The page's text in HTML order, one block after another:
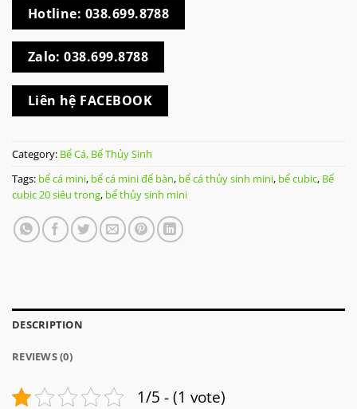
Hotline: 038.699.8788
Zalo: 038.699.8788
Liên hệ FACEBOOK
Category: Bể Cá, Bể Thủy Sinh
Tags: bể cá mini, bể cá mini để bàn, bể cá thủy sinh mini, bể cubic, Bể
cubic 20 siêu trong, bể thủy sinh mini
DESCRIPTION
REVIEWS (0)
1/5 - (1 vote)